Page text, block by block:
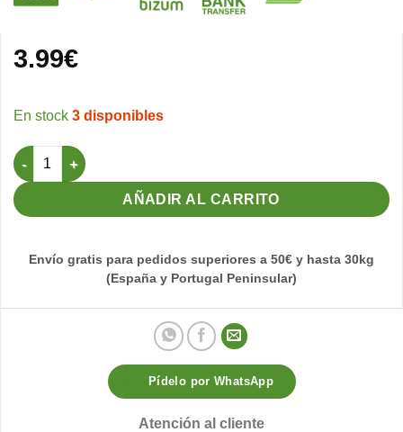
3.99€
3 disponibles
Llavero Gato articulado Persa Negro cantidad
AÑADIR AL CARRITO
Envío gratis para pedidos superiores a 50€ y hasta 30kg
(España y Portugal Peninsular)
Pídelo por WhatsApp
Atención al cliente